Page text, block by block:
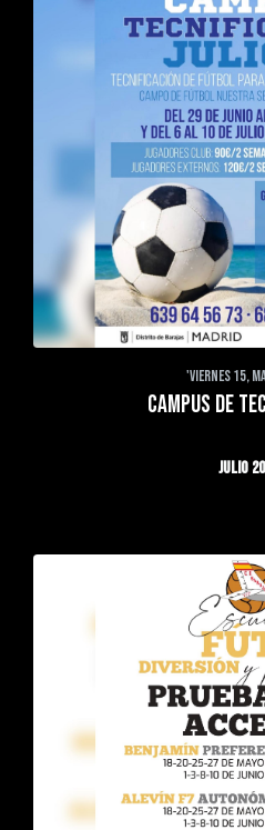
'VIERNES 15,
CAMPUS DE
JULIO